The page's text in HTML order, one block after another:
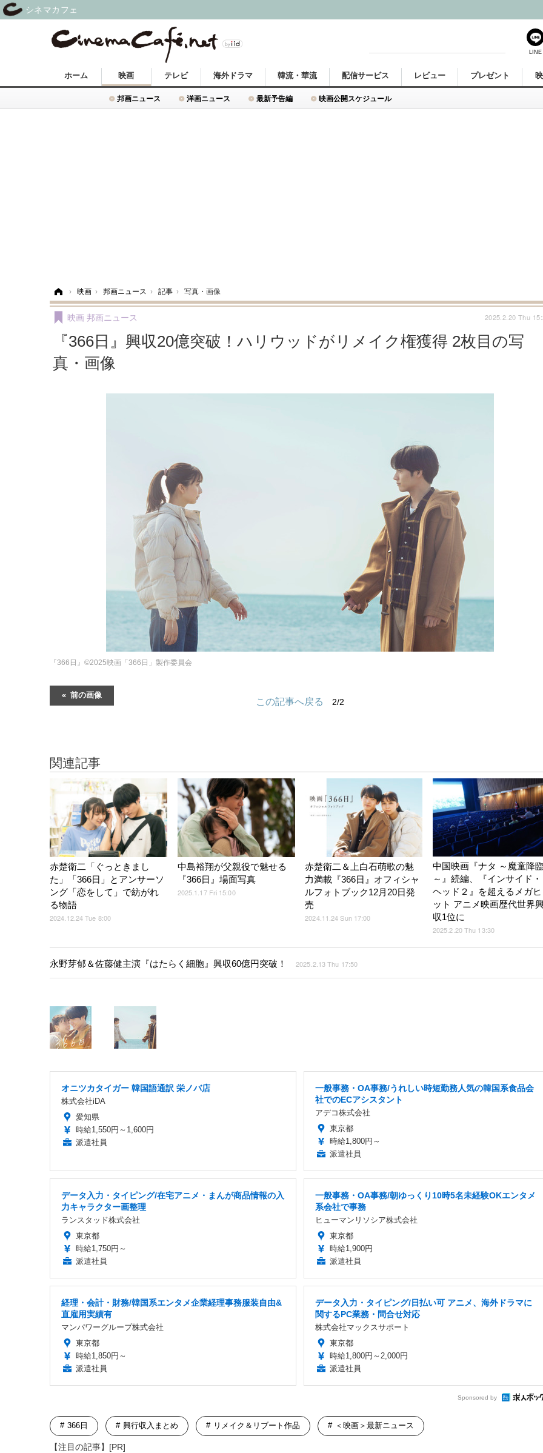
ホーム 映画
邦画ニュース 洋画ニュース 最新予告編 映画公開スケジュール
テレビ 海外ドラマ 韓流・華流 配信サービス レビュー プレゼント
› 映画 › 邦画ニュース › 記事 › 写真・画像
『366日』興収20億突破！ハリウッドがリメイク権獲得 2枚目の写
真・画像
映画 邦画ニュース 2025.2.20 Thu
『366日』©2025映画「366日」製作委員会
前の画像
この記事へ戻る 2/2
関連記事
赤楚衛二「ぐっときまし
た」「366日」とアンサーソ
ング「恋をして」で紡がれ
る物語
2024.12.24 Tue 8:00
中島裕翔が父親役で魅せる
『366日』場面写真
2025.1.17 Fri 15:00
赤楚衛二＆上白石萌歌の魅
力満載『366日』オフィシャ
ルフォトブック12月20日発
売
2024.11.24 Sun 17:00
中国映画『ナタ ～魔童降
～』続編、『インサイド・
ヘッド２』を超えるメガヒ
ット アニメ映画歴代世界
収1位に
2025.2.20 Thu 13:30
永野芽郁＆佐藤健主演『はたらく細胞』興収60億円突破！ 2025.2.13 Thu 17:50
オニツカタイガー 韓国語通訳 栄ノバ店
株式会社iDA
愛知県
時給1,550円～1,600円
派遣社員
一般事務・OA事務/うれしい時短勤務人気の韓国系食品会
社でのECアシスタント
アデコ株式会社
東京都
時給1,800円～
派遣社員
データ入力・タイピング/在宅アニメ・まんが商品情報の入
力キャラクター画整理
ランスタッド株式会社
東京都
時給1,750円～
派遣社員
一般事務・OA事務/朝ゆっくり10時5名未経験OKエンタメ
系会社で事務
ヒューマンリソシア株式会社
東京都
時給1,900円
派遣社員
経理・会計・財務/韓国系エンタメ企業経理事務服装自由&
直雇用実績有
マンパワーグループ株式会社
東京都
時給1,850円～
派遣社員
データ入力・タイピング/日払い可 アニメ、海外ドラマに
関するPC業務・問合せ対応
株式会社マックスサポート
東京都
時給1,800円～2,000円
派遣社員
Sponsored by
366日 興行収入まとめ リメイク＆リブート作品 ＜映画＞最新ニュース
【注目の記事】[PR]
LINE
シネマカフェ